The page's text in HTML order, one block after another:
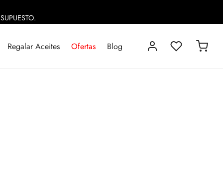
Regalar Aceites Ofertas Blog